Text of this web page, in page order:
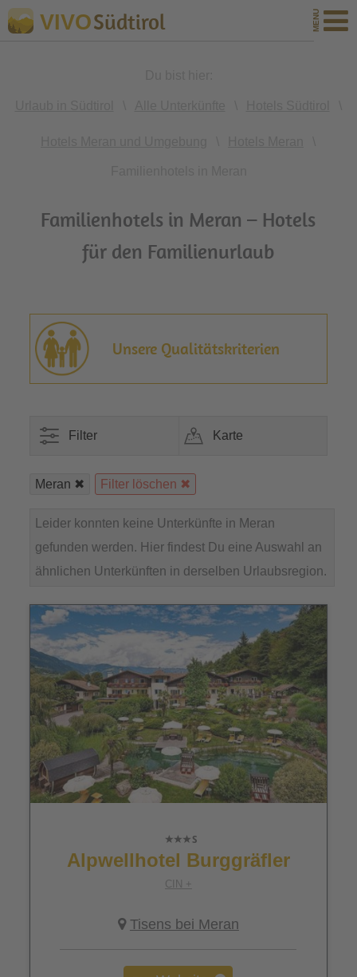
VIVOSüdtirol
Familienhotels in Meran – Hotels
für den Familienurlaub
Unsere Qualitätskriterien
Filter Karte
Meran Filter löschen
Leider konnten keine Unterkünfte in Meran
gefunden werden. Hier findest Du eine Auswahl an
ähnlichen Unterkünften in derselben Urlaubsregion.
Alpwellhotel Burggräfler
CIN +
Tisens bei Meran